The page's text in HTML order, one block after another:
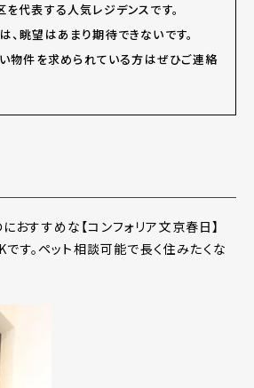
を代表する人気レジデンスです。
、眺望はあまり期待できないです。
物件を求められている方はぜひご連絡
おすすめな【コンフォリア文京春日】
す。ペット相談可能で長く住みたくな